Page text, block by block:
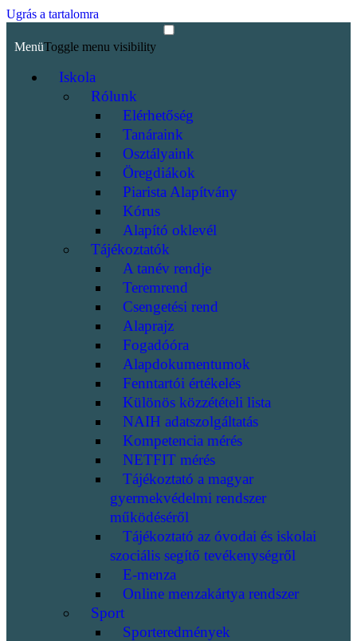
Ugrás a tartalomra
MenüToggle menu visibility
Iskola
Rólunk
Elérhetőség
Tanáraink
Osztályaink
Öregdiákok
Piarista Alapítvány
Kórus
Alapító oklevél
Tájékoztatók
A tanév rendje
Teremrend
Csengetési rend
Alaprajz
Fogadóóra
Alapdokumentumok
Fenntartói értékelés
Különös közzétételi lista
NAIH adatszolgáltatás
Kompetencia mérés
NETFIT mérés
Tájékoztató a magyar
gyermekvédelmi rendszer
működéséről
Tájékoztató az óvodai és iskolai
szociális segítő tevékenységről
E-menza
Online menzakártya rendszer
Sport
Sporteredmények